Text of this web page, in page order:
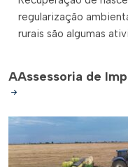
regularização
rurais são algumas
AAssessoria de